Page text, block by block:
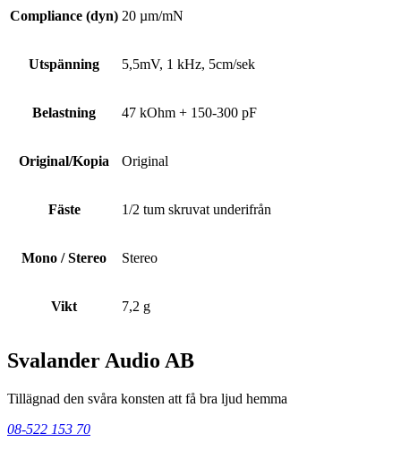
Compliance (dyn) 20 µm/mN
Utspänning 5,5mV, 1 kHz, 5cm/sek
Belastning 47 kOhm + 150-300 pF
Original/Kopia Original
Fäste 1/2 tum skruvat underifrån
Mono / Stereo Stereo
Vikt 7,2 g
Svalander Audio AB
Tillägnad den svåra konsten att få bra ljud hemma
08-522 153 70